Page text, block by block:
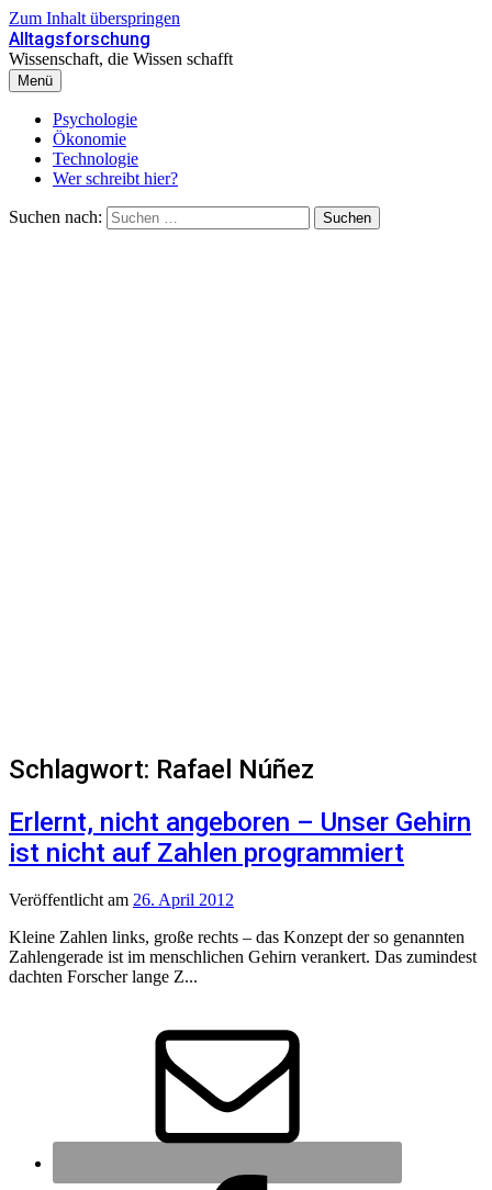
Zum Inhalt überspringen
Alltagsforschung
Wissenschaft, die Wissen schafft
Menü
Psychologie
Ökonomie
Technologie
Wer schreibt hier?
Suchen nach:
Schlagwort: Rafael Núñez
Erlernt, nicht angeboren – Unser Gehirn
ist nicht auf Zahlen programmiert
Veröffentlicht am 26. April 2012
Kleine Zahlen links, große rechts – das Konzept der so genannten
Zahlengerade ist im menschlichen Gehirn verankert. Das zumindest
dachten Forscher lange Z...